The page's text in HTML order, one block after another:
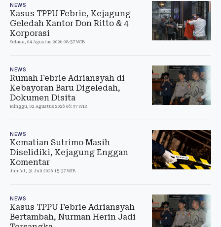
NEWS
Kasus TPPU Febrie, Kejagung
Geledah Kantor Don Ritto & 4
Korporasi
Selasa, 04 Agustus 2026 08:57 WIB
NEWS
Rumah Febrie Adriansyah di
Kebayoran Baru Digeledah,
Dokumen Disita
Minggu, 02 Agustus 2026 06:37 WIB
NEWS
Kematian Sutrimo Masih
Diselidiki, Kejagung Enggan
Komentar
Jum'at, 31 Juli 2026 15:37 WIB
NEWS
Kasus TPPU Febrie Adriansyah
Bertambah, Nurman Herin Jadi